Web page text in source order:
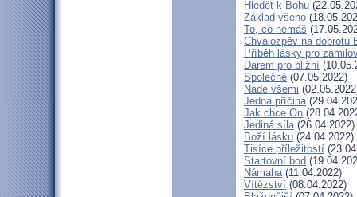
Hledět k Bohu
Základ všeho
To, co nemáš
Chvalozpěv na dobrotu
Příběh lásky pro
Darem pro bližní
Společně (07.05.2022)
Nade všemi
Jedna příčina
Jak chce On
Jediná síla(26.04.2022)
Boží lásku (24.04.2022)
Tisíce příležitostí
Startovní bod
Námaha(11.04.2022)
Vítězství (08.04.2022)